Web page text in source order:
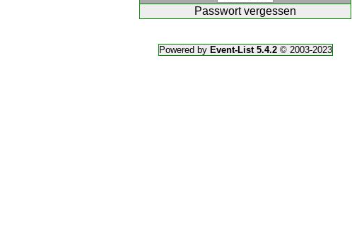
Passwort vergessen
Powered by Event-List 5.4.2© 2003-2023